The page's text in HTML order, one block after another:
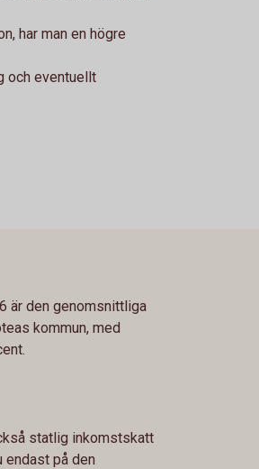
har man en högre
och eventuellt
är den genomsnittliga
kommun, med
statlig inkomstskatt
endast på den